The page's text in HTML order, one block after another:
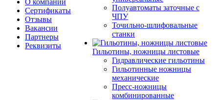
О компании
Сертификаты
Отзывы
Вакансии
Партнеры
Реквизиты
Полуавтоматы заточные с
ЧПУ
Точильно-шлифовальные
станки
Гильотины, ножницы листовые
Гидравлические гильотины
Гильотинные ножницы
механические
Пресс-ножницы
комбинированные